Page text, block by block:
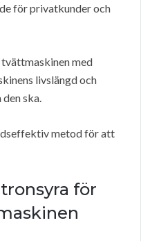
för privatkunder och
med
livslängd och
ska.
metod för att
för